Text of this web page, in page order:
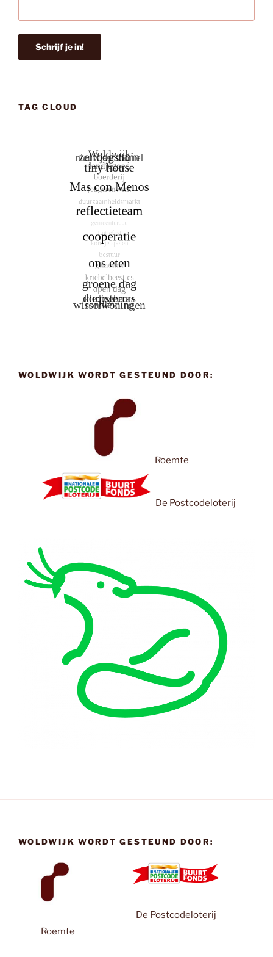
TAG CLOUD
WOLDWIJK WORDT GESTEUND DOOR:
Roemte
De Postcodeloterij
WOLDWIJK WORDT GESTEUND DOOR:
Roemte
De Postcodeloterij